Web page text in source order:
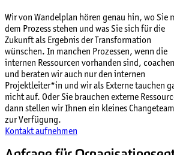
Wir von Wandelplan hören genau hin, wo Sie
dem Prozess stehen und was Sie sich für die
Zukunft als Ergebnis der Transformation
wünschen. In manchen Prozessen, wenn die
internen Ressourcen vorhanden sind, coachen
und beraten wir auch nur den internen
Projektleiter*in und wir als Externe tauchen
nicht auf. Oder Sie brauchen externe
dann stellen wir Ihnen ein kleines Changeteam
zur Verfügung.
Kontakt aufnehmen